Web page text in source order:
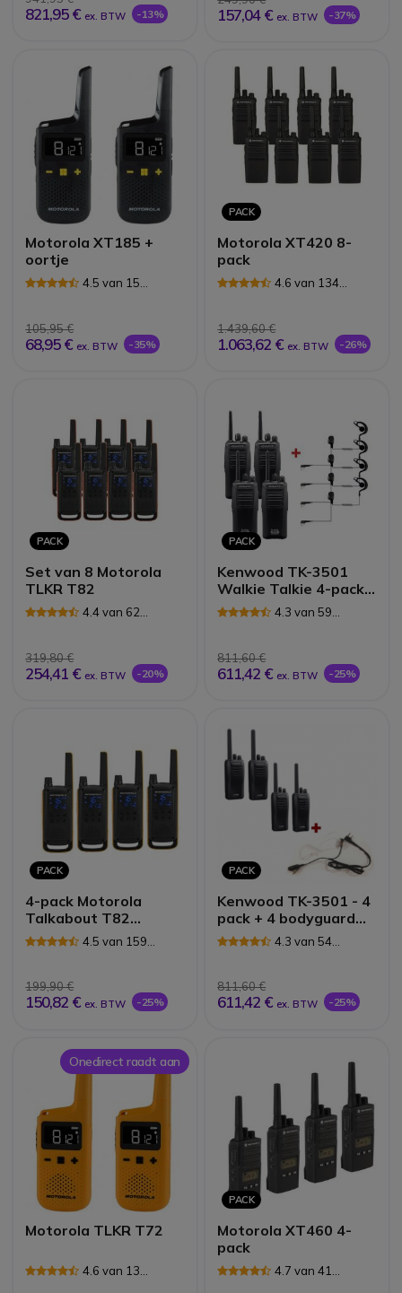
821,95 € ex. BTW -13% 157,04 € ex. BTW -37%
Motorola XT185 +
oortje
4.5 van 15
105,95 €
68,95 € ex. BTW -35%
PACK
Motorola XT420 8-
pack
4.6 van 134
1.439,60 €
1.063,62 € ex. BTW -26%
PACK
Set van 8 Motorola
TLKR T82
4.4 van 62
319,80 €
254,41 € ex. BTW -20%
PACK
Kenwood TK-3501
Walkie Talkie 4-pack
+ 4 PTT oortjes
4.3 van 59
811,60 €
611,42 € ex. BTW -25%
PACK
4-pack Motorola
Talkabout T82
Extreme (2 paar)
4.5 van 159
199,90 €
150,82 € ex. BTW -25%
PACK
Kenwood TK-3501 - 4
pack + 4 bodyguard
PTT oortjes4.3 van 54
811,60 €
611,42 € ex. BTW -25%
Onedirect raadt aan
Motorola TLKR T72
4.6 van 13
PACK
Motorola XT460 4-
pack
4.7 van 41